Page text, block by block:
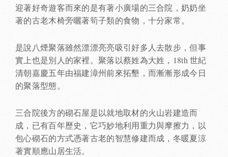
迎著好奇遊客而來的是有著小廣場的三合院，奶奶坐
著的古老木椅旁曬著筍子類的食物，十分家常。
是說八煙聚落雖然漂漂亮亮吸引好多人去散步，但事
實上也是別人的家裡。聚落以蔡姓為大姓，18th 世紀
清朝嘉慶五年由福建漳州前來拓墾，而漸漸形成今日
的聚落型態。
三合院後方的砌石屋是以就地取材的火山岩建造而
成，已有百年歷史，它巧妙地利用重力與摩擦力，以
包心砌石的方式憑著古老的智慧修建而成，冬暖夏涼
著實順應山居生活。